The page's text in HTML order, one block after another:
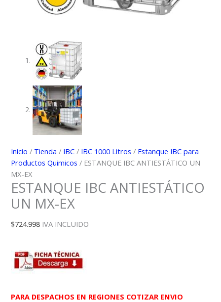
Inicio / Tienda / IBC / IBC 1000 Litros / Estanque IBC para
Productos Quimicos / ESTANQUE IBC ANTIESTÁTICO UN
MX-EX
ESTANQUE IBC ANTIESTÁTICO
UN MX-EX
$724.998 IVA INCLUIDO
PARA DESPACHOS EN REGIONES COTIZAR ENVIO